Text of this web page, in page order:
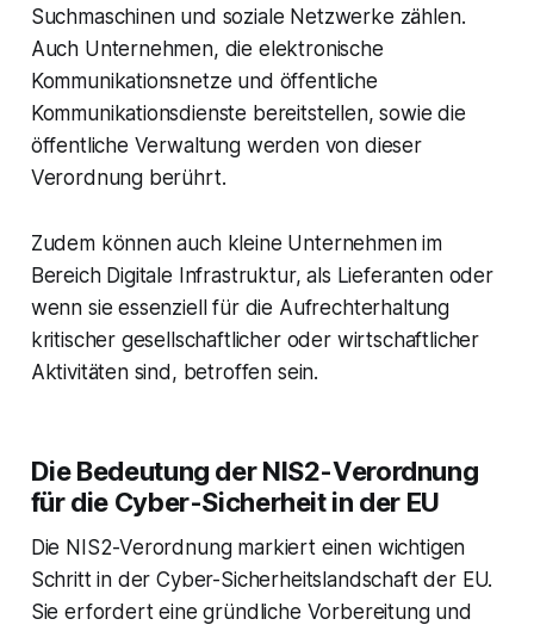
Suchmaschinen und soziale Netzwerke zählen.
Auch Unternehmen, die elektronische
Kommunikationsnetze und öffentliche
Kommunikationsdienste bereitstellen, sowie die
öffentliche Verwaltung werden von dieser
Verordnung berührt.
Zudem können auch kleine Unternehmen im
Bereich Digitale Infrastruktur, als Lieferanten oder
wenn sie essenziell für die Aufrechterhaltung
kritischer gesellschaftlicher oder wirtschaftlicher
Aktivitäten sind, betroffen sein.
Die Bedeutung der NIS2-Verordnung
für die Cyber-Sicherheit in der EU
Die NIS2-Verordnung markiert einen wichtigen
Schritt in der Cyber-Sicherheitslandschaft der EU.
Sie erfordert eine gründliche Vorbereitung und